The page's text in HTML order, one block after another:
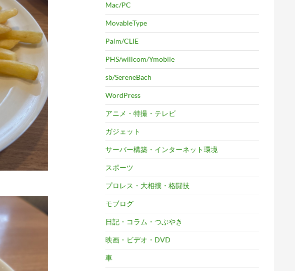
Mac/PC
MovableType
Palm/CLIE
PHS/willcom/Ymobile
sb/SereneBach
WordPress
アニメ・特撮・テレビ
ガジェット
サーバー構築・インターネット環境
スポーツ
プロレス・大相撲・格闘技
モブログ
日記・コラム・つぶやき
映画・ビデオ・DVD
車